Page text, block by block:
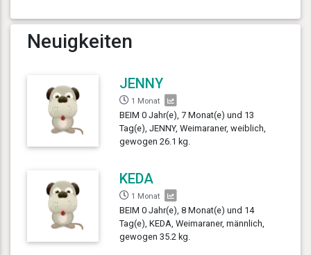
Neuigkeiten
JENNY
1 Monat
BEIM 0 Jahr(e), 7 Monat(e) und 13
Tag(e), JENNY, Weimaraner, weiblich,
gewogen 26.1 kg.
KEDA
1 Monat
BEIM 0 Jahr(e), 8 Monat(e) und 14
Tag(e), KEDA, Weimaraner, männlich,
gewogen 35.2 kg.